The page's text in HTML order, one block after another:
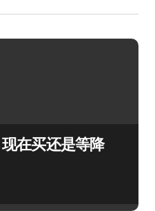
在买还是等降